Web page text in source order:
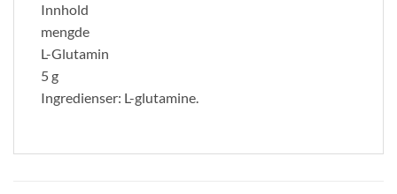
Innhold
mengde
L-Glutamin
5 g
Ingredienser: L-glutamine.